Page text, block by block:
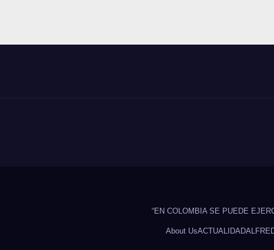
“EN COLOMBIA SE PUEDE
About UsACTUALIDAD